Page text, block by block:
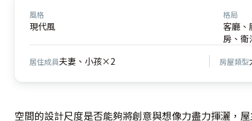
風格
現代風
格局
客廳、
房、衛
居住成員夫妻、小孩×2 房屋類型
空間的設計尺度是否能夠將創意與想像力盡力揮灑，